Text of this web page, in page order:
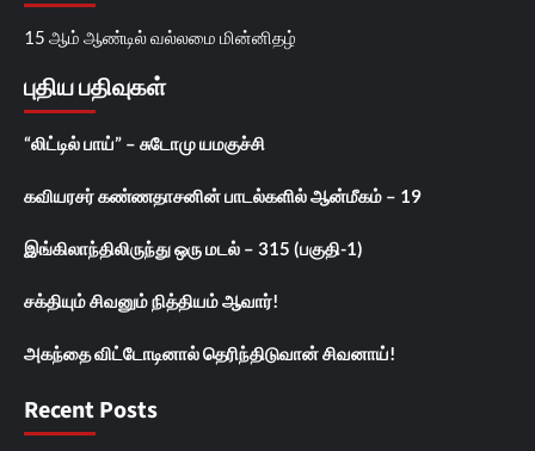
15 ஆம் ஆண்டில் வல்லமை மின்னிதழ்
புதிய பதிவுகள்
“லிட்டில் பாய்” – சுடோமு யமகுச்சி
கவியரசர் கண்ணதாசனின் பாடல்களில் ஆன்மீகம் – 19
இங்கிலாந்திலிருந்து ஒரு மடல் – 315 (பகுதி-1)
சக்தியும் சிவனும் நித்தியம் ஆவார்!
அகந்தை விட்டோடினால் தெரிந்திடுவான் சிவனாய்!
Recent Posts